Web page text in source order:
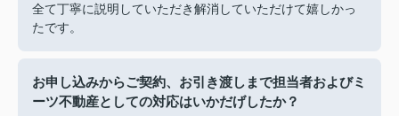
全て丁寧に説明していただき解消していただけて嬉しかっ
たです。
お申し込みからご契約、お引き渡しまで担当者およびミ
ーツ不動産としての対応はいかだげしたか？